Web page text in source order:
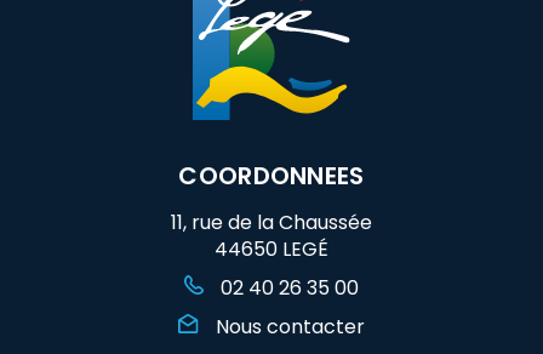
COORDONNEES
11, rue de la Chaussée
44650 LEGÉ
02 40 26 35 00
Nous contacter